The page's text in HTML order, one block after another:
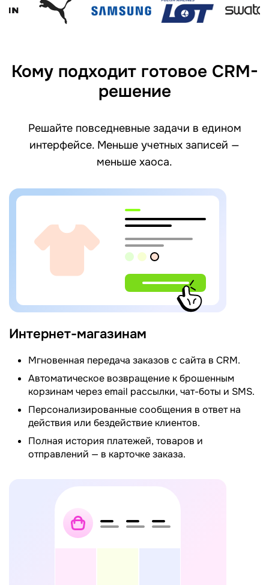
Кому подходит готовое CRM-
решение
Решайте повседневные задачи в едином
интерфейсе. Меньше учетных записей —
меньше хаоса.
Интернет-магазинам
Мгновенная передача заказов с сайта в CRM.
Автоматическое возвращение к брошенным
корзинам через email рассылки, чат-боты и SMS.
Персонализированные сообщения в ответ на
действия или бездействие клиентов.
Полная история платежей, товаров и
отправлений — в карточке заказа.